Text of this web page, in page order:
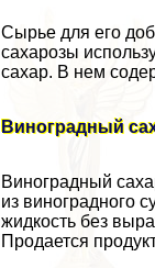
Сырье для его
сахарозы
сахар. В нем
Виноградный
Виноградный
из виноградного
жидкость без
Продается